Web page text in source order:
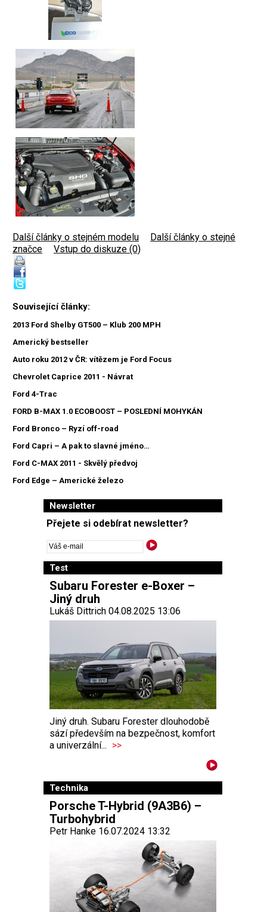
Další články o stejném modelu
Další články o stejné
značce
Vstup do diskuze (0)
Související články:
2013 Ford Shelby GT500 – Klub 200 MPH
Americký bestseller
Auto roku 2012 v ČR: vítězem je Ford Focus
Chevrolet Caprice 2011 - Návrat
Ford 4-Trac
FORD B-MAX 1.0 ECOBOOST – POSLEDNÍ MOHYKÁN
Ford Bronco – Ryzí off-road
Ford Capri – A pak to slavné jméno…
Ford C-MAX 2011 - Skvělý předvoj
Ford Edge – Americké železo
Newsletter
Přejete si odebírat newsletter?
Test
Subaru Forester e-Boxer –
Jiný druh
Lukáš Dittrich 04.08.2025 13:06
Jiný druh. Subaru Forester dlouhodobě
sází především na bezpečnost, komfort
a univerzální... >>
Technika
Porsche T-Hybrid (9A3B6) –
Turbohybrid
Petr Hanke 16.07.2024 13:32